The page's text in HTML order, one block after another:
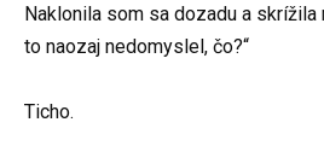
Naklonila som sa dozadu a skrížila
to naozaj nedomyslel, čo?“
Ticho.